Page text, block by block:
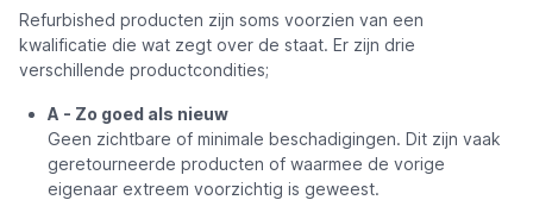
Refurbished producten zijn soms voorzien van een
kwalificatie die wat zegt over de staat. Er zijn drie
verschillende productcondities;
A - Zo goed als nieuw
Geen zichtbare of minimale beschadigingen. Dit zijn vaak
geretourneerde producten of waarmee de vorige
eigenaar extreem voorzichtig is geweest.